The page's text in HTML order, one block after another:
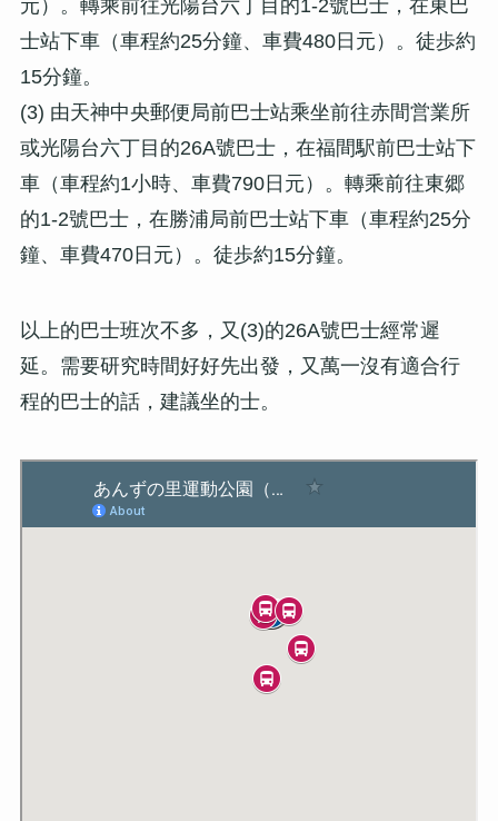
元）。轉乘前往光陽台六丁目的1-2號巴士，在東巴
士站下車（車程約25分鐘、車費480日元）。徒歩約
15分鐘。
(3) 由天神中央郵便局前巴士站乘坐前往赤間営業所
或光陽台六丁目的26A號巴士，在福間駅前巴士站下
車（車程約1小時、車費790日元）。轉乘前往東郷
的1-2號巴士，在勝浦局前巴士站下車（車程約25分
鐘、車費470日元）。徒歩約15分鐘。
以上的巴士班次不多，又(3)的26A號巴士經常遲
延。需要研究時間好好先出發，又萬一沒有適合行
程的巴士的話，建議坐的士。